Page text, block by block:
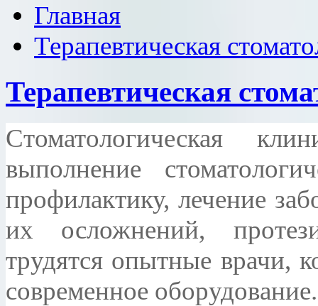
Главная
Терапевтическая
Терапевтическая
Стоматологическая
выполнение
профилактику, лечение
их осложнений,
трудятся опытные врачи,
современное оборудование.